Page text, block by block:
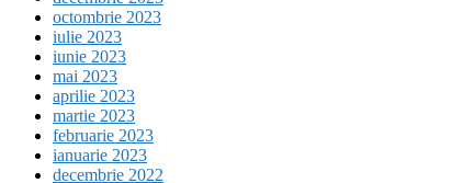
octombrie 2023
iulie 2023
iunie 2023
mai 2023
aprilie 2023
martie 2023
februarie 2023
ianuarie 2023
decembrie 2022